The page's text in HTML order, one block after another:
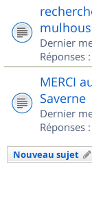
Dernier
Réponses :
MERCI
Saverne
Dernier
Réponses :
Nouveau sujet